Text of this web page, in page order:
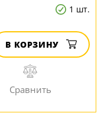
1 шт.
В КОРЗИНУ